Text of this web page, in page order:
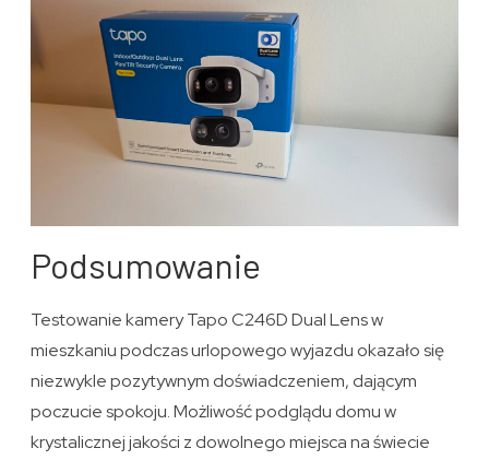
Podsumowanie
Testowanie kamery Tapo C246D Dual Lens w
mieszkaniu podczas urlopowego wyjazdu okazało się
niezwykle pozytywnym doświadczeniem, dającym
poczucie spokoju. Możliwość podglądu domu w
krystalicznej jakości z dowolnego miejsca na świecie